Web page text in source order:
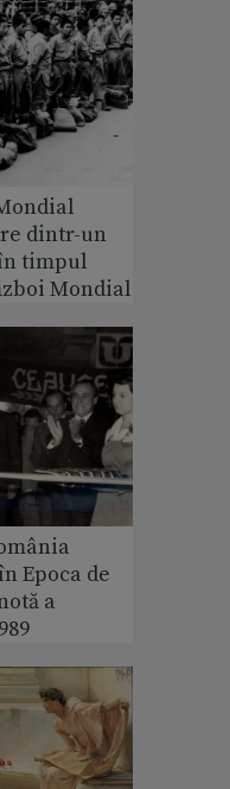
dintr-un
timpul
Mondial
Epoca de
a